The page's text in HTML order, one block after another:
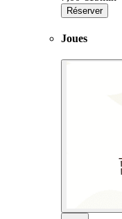
Réserver
Joues